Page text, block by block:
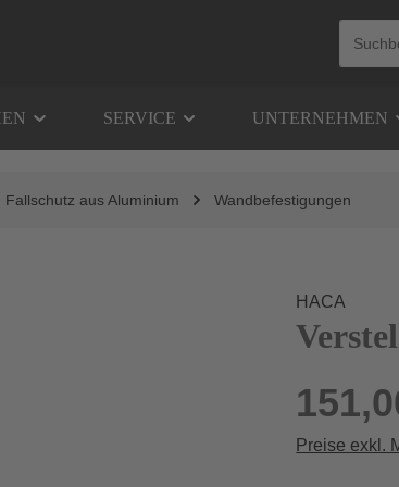
SERVICE UNTERNEHMEN
aus Aluminium Wandbefestigungen
HACA
Preise exkl.